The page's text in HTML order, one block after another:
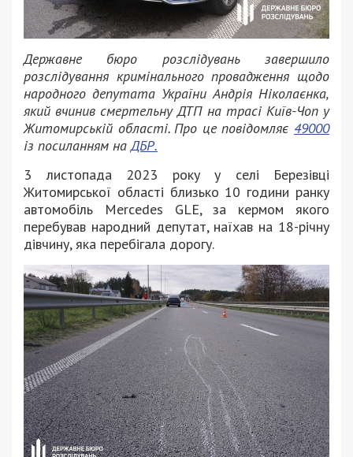
Державне бюро розслідувань завершило
розслідування кримінального провадження щодо
народного депутата України Андрія Ніколаєнка,
який вчинив смертельну ДТП на трасі Київ-Чоп у
Житомирській області. Про це повідомляє 49000
із посиланням наДБР.
3 листопада 2023 року у селі Березівці
Житомирської області близько 10 години ранку
автомобіль Mercedes GLE, за кермом якого
перебував народний депутат, наїхав на 18-річну
дівчину, яка перебігала дорогу.